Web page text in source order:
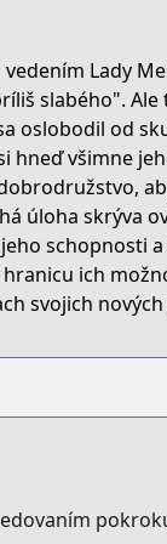
doushi-
Lady
slabého".
oslobodil od
všimne
úloha skrýva
schopnosti
ich
svojich